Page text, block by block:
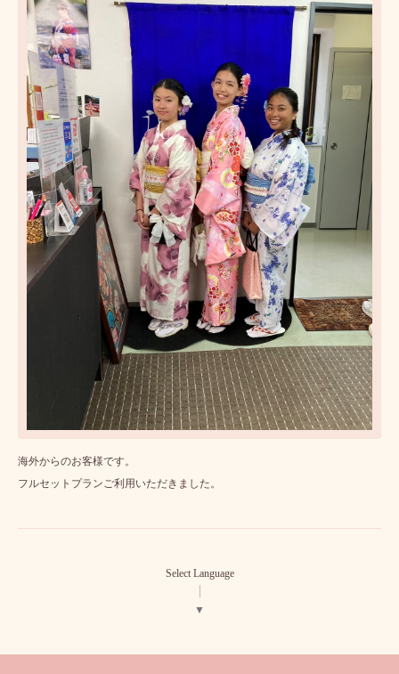
海外からのお客様です。
フルセットプランご利用いただきました。
Select Language
▼